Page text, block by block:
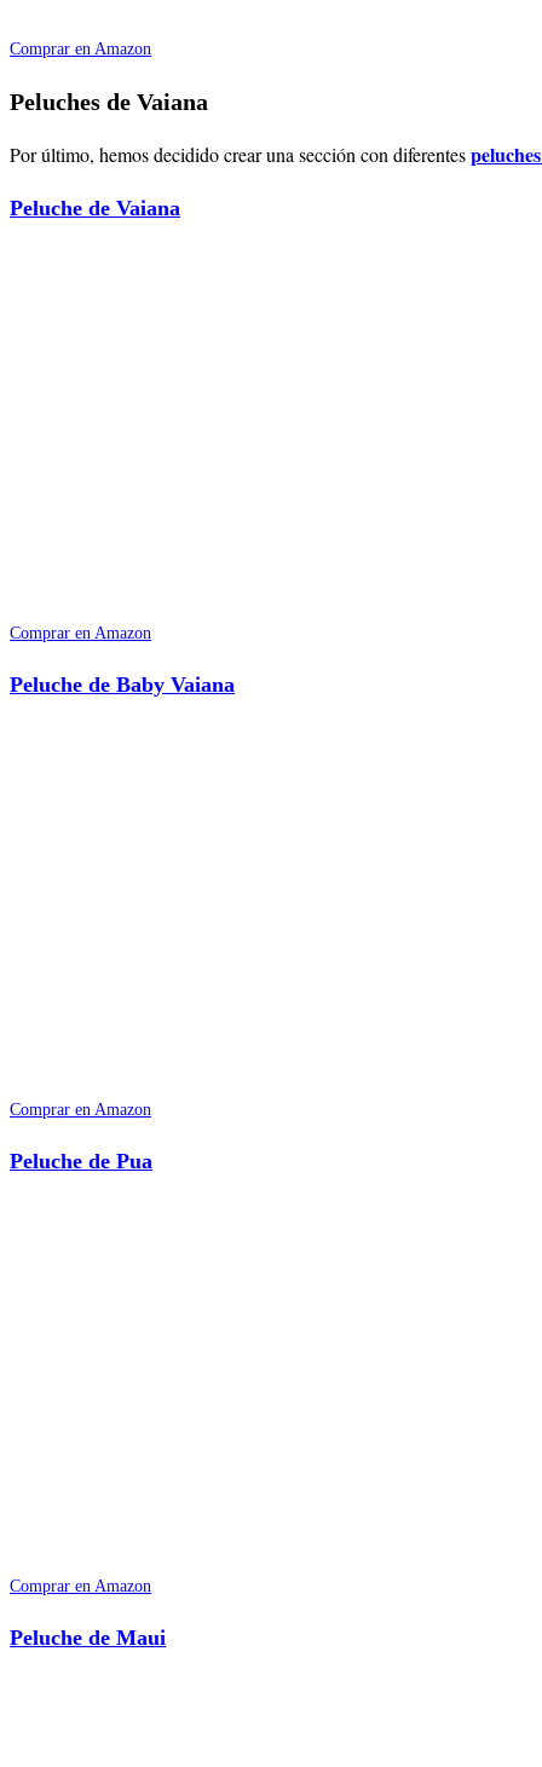
Comprar en Amazon
Peluches de Vaiana
Por último, hemos decidido crear una sección con diferentes
Peluche de Vaiana
Comprar en Amazon
Peluche de Baby Vaiana
Comprar en Amazon
Peluche de Pua
Comprar en Amazon
Peluche de Maui